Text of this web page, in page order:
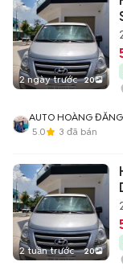
2 ngày trước 20
AUTO HOÀNG ĐĂNG
5.0
3 đã bán
2 tuần trước 20